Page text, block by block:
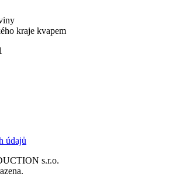
kraje kvapem
údajů
s.r.o.